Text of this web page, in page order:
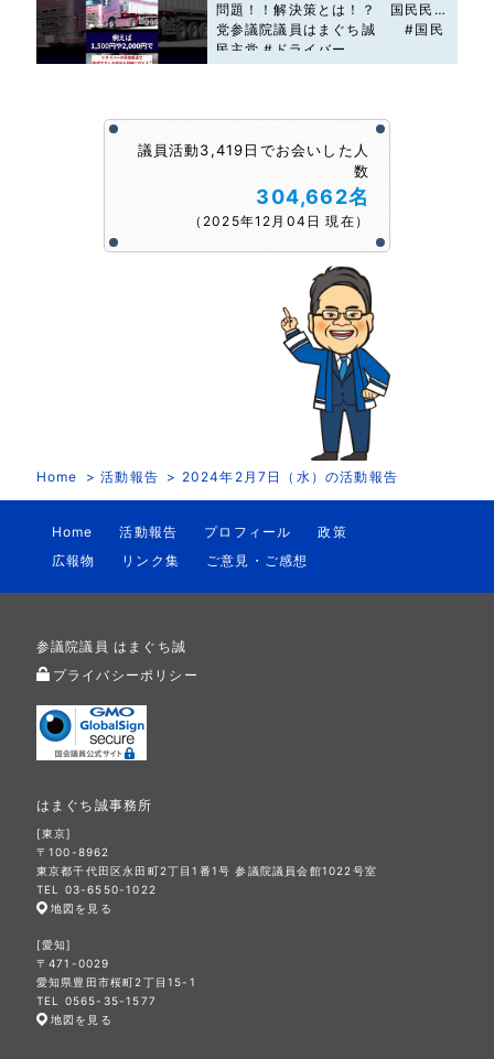
問題！！解決策とは！？ 国民民主
党参議院議員はまぐち誠 #国民
民主党 #ドライバー
議員活動3,419日でお会いした人
数
304,662名
（2025年12月04日 現在）
Home 活動報告 2024年2月7日（水）の活動報告
Home 活動報告 プロフィール
政策
広報物
リンク集 ご意見・ご感想
参議院議員 はまぐち誠
プライバシーポリシー
はまぐち誠事務所
[東京]
〒100-8962
東京都千代田区永田町2丁目1番1号 参議院議員会館1022号室
TEL 03-6550-1022
地図を見る
[愛知]
〒471-0029
愛知県豊田市桜町2丁目15-1
TEL 0565-35-1577
地図を見る